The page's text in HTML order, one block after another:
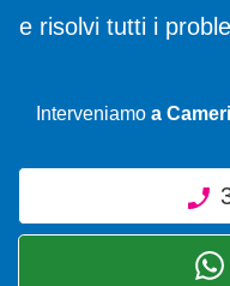
e risolvi tutti i
Interveniamo a